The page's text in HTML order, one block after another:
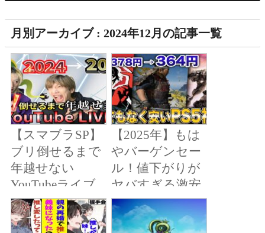
月別アーカイブ : 2024年12月の記事一覧
【スマブラSP】
ブリ倒せるまで
年越せない
YouTubeライブ
【2025年】もは
やバーゲンセー
ル！値下がりが
ヤバすぎる激安
PS5ソフト7選
【安い】